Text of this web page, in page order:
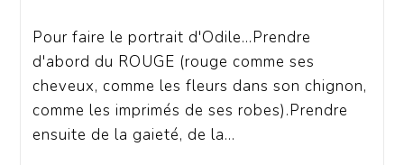
Pour faire le portrait d'Odile...Prendre
d'abord du ROUGE (rouge comme ses
cheveux, comme les fleurs dans son chignon,
comme les imprimés de ses robes).Prendre
ensuite de la gaieté, de la…